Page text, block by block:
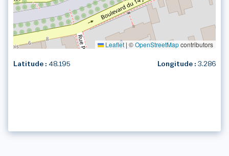
Leaflet | ©OpenStreetMapcontributors
Latitude : 48.195 Longitude : 3.286